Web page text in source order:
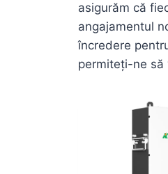
asigurăm că
angajamentul
încredere
permiteți-ne să